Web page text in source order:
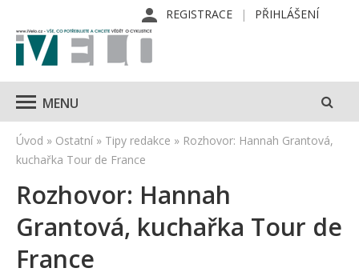
REGISTRACE PŘIHLÁŠENÍ
MENU
Úvod » Ostatní » Tipy redakce » Rozhovor: Hannah Grantová,
kuchařka Tour de France
Rozhovor: Hannah
Grantová, kuchařka Tour de
France